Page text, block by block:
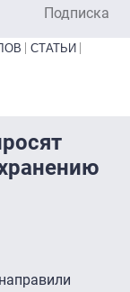
Подписка
СТАТЬИ